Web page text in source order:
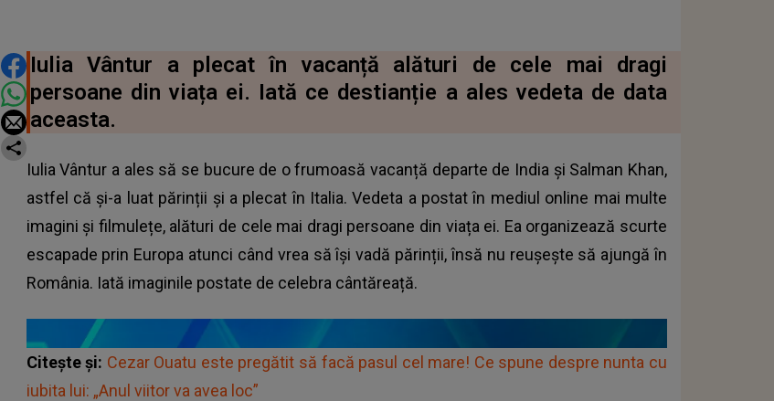
DISTRIBUIE ARTICOLUL
Iulia Vântur a plecat în vacanță alături de cele mai dragi
persoane din viața ei. Iată ce destianție a ales vedeta de data
aceasta.
Iulia Vântur a ales să se bucure de o frumoasă vacanță departe de India și Salman Khan,
astfel că și-a luat părinții și a plecat în Italia. Vedeta a postat în mediul online mai multe
imagini și filmulețe, alături de cele mai dragi persoane din viața ei. Ea organizează scurte
escapade prin Europa atunci când vrea să își vadă părinții, însă nu reușește să ajungă în
România. Iată imaginile postate de celebra cântăreață.
Citește și: Cezar Ouatu este pregătit să facă pasul cel mare! Ce spune despre nunta cu
iubita lui: „Anul viitor va avea loc”